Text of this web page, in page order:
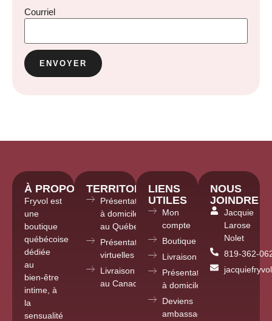
Courriel
À PROPOS
Fryvol est
une
boutique
québécoise
dédiée
au
bien-être
intime, à
la
sensualité
TERRITOIRE
Présentations
à domicile
au Québec
Présentations
virtuelles partout
Livraison
au Canada
LIENS
UTILES
Mon
compte
Boutique
Livraison
Présentations
à domicile
Deviens
ambassadrice
NOUS
JOINDRE
Jacquie
Larose
Nolet
819-362-